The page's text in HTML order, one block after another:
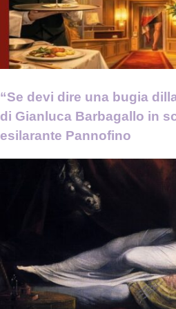
“Se devi dire una bugia
di Gianluca Barbagallo in
esilarante Pannofino